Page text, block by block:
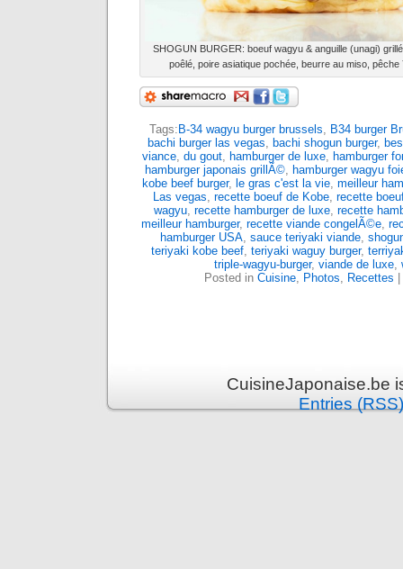
SHOGUN BURGER: boeuf wagyu & anguille (unagi)
poêlé, poire asiatique pochée, beurre au miso,
Tags:B-34 wagyu burger brussels
B34 burger
bachi burger las vegas bachi shogun burger,
viance, du gout, hamburger de luxe, hamburger
hamburger japonais grillÃ©, hamburger wagyu
kobe beef burger, le gras c'est la vie meilleur
Las vegas recette boeuf de Kobe recette
wagyu recette hamburger de luxe recette
meilleur hamburger, recette viande congelÃ©e
hamburger USA, sauce teriyaki viande,
teriyaki kobe beef, teriyaki waguy burger,
triple-wagyu-burger, viande de luxe,
Posted in Cuisine, Photos Recettes |
CuisineJaponaise.be
Entries (RSS)